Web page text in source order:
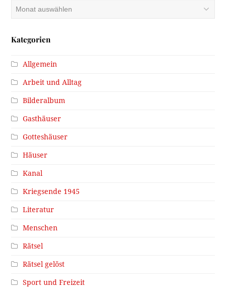
Archiv
Kategorien
Allgemein
Arbeit und Alltag
Bilderalbum
Gasthäuser
Gotteshäuser
Häuser
Kanal
Kriegsende 1945
Literatur
Menschen
Rätsel
Rätsel gelöst
Sport und Freizeit